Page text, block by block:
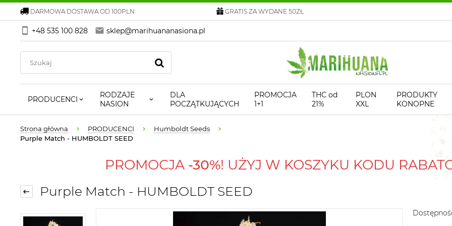
DARMOWA DOSTAWA OD 100PLN GRATIS ZA WYDANE 50ZŁ
+48 535 100 828 sklep@marihuananasiona.pl
PRODUCENCI
RODZAJE
NASION
DLA
POCZĄTKUJĄCYCH
PROMOCJA
1+1
THC od
21%
PLON
XXL
PRODUKTY
KONOPNE
Strona główna PRODUCENCI
Humboldt Seeds
Purple Match - HUMBOLDT SEED
PROMOCJA -30%! UŻYJ W KOSZYKU KODU
Purple Match - HUMBOLDT SEED